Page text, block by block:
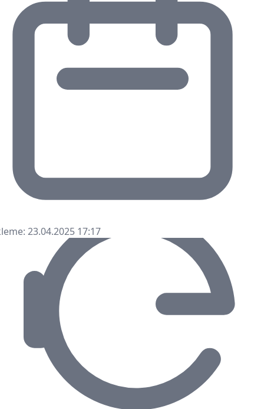
23.04.2025 17:17